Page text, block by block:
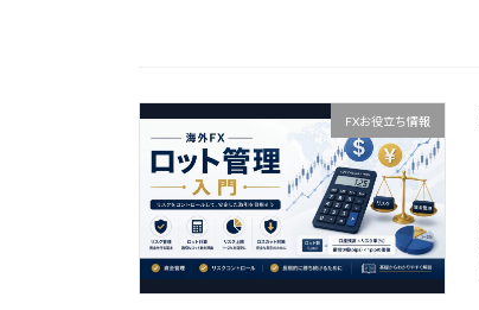
FXお役立ち情報